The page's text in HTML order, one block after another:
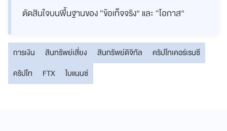
ตัดสินใจบนพื้นฐานของ “ข้อเท็จจริง” และ “โอกาส”
การเงิน สินทรัพย์เสี่ยง สินทรัพย์ดิจิทัล
คริปโทเคอร์เรนซี
คริปโท
FTX ไบแนนซ์